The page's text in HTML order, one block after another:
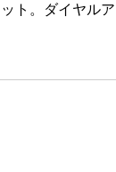
ト。ダイヤル